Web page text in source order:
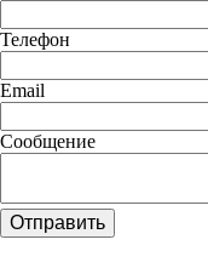
Телефон
Email
Сообщение